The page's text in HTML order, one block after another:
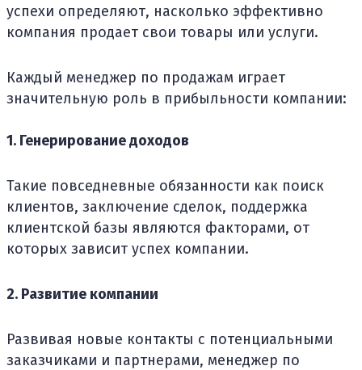
успехи определяют, насколько эффективно
компания продает свои товары или услуги.
Каждый менеджер по продажам играет
значительную роль в прибыльности компании:
1. Генерирование доходов
Такие повседневные обязанности как поиск
клиентов, заключение сделок, поддержка
клиентской базы являются факторами, от
которых зависит успех компании.
2. Развитие компании
Развивая новые контакты с потенциальными
заказчиками и партнерами, менеджер по